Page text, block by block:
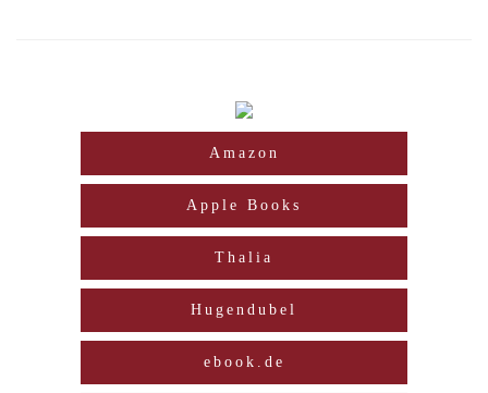
Amazon
Apple Books
Thalia
Hugendubel
ebook.de